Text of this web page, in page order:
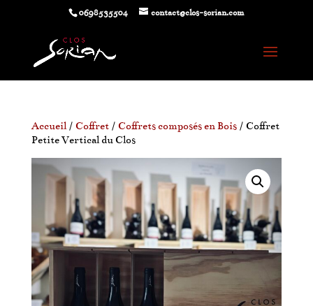
0698535504 contact@clos-sorian.com
Accueil/ Coffret/ Coffrets composés en Bois/ Coffret
Petite Vertical du Clos